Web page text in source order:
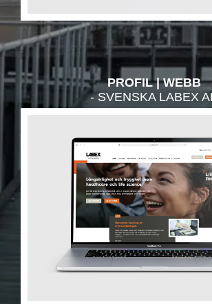
PROFIL
WEBB
- SVENSKA LABEX